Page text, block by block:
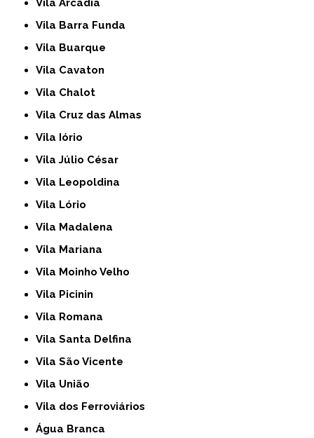
Vila Arcádia
Vila Barra Funda
Vila Buarque
Vila Cavaton
Vila Chalot
Vila Cruz das Almas
Vila Iório
Vila Júlio César
Vila Leopoldina
Vila Lório
Vila Madalena
Vila Mariana
Vila Moinho Velho
Vila Picinin
Vila Romana
Vila Santa Delfina
Vila São Vicente
Vila União
Vila dos Ferroviários
Água Branca